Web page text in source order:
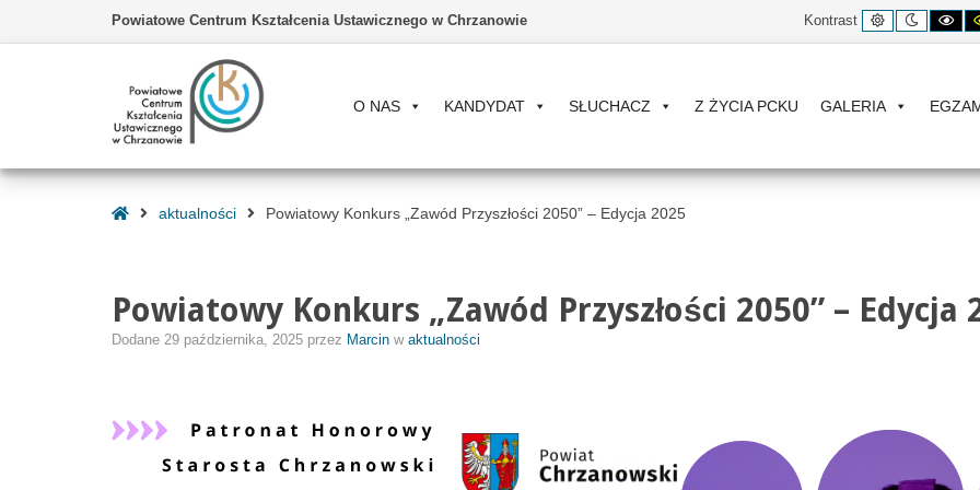
–
Powiatowe Centrum Kształcenia Ustawicznego w Chrzanowie Kontrast
Kontrast
domyślny
Tryb
nocny
O NAS KANDYDAT SŁUCHACZ Z ŻYCIA PCKU GALERIA
Stronaaktualności Powiatowy Konkurs „Zawód Przyszłości 2050” – Edycja 2025
Powiatowy Konkurs „Zawód Przyszłości 2050” – Edycja
Dodane 29 października, 2025 przez Marcin w aktualności